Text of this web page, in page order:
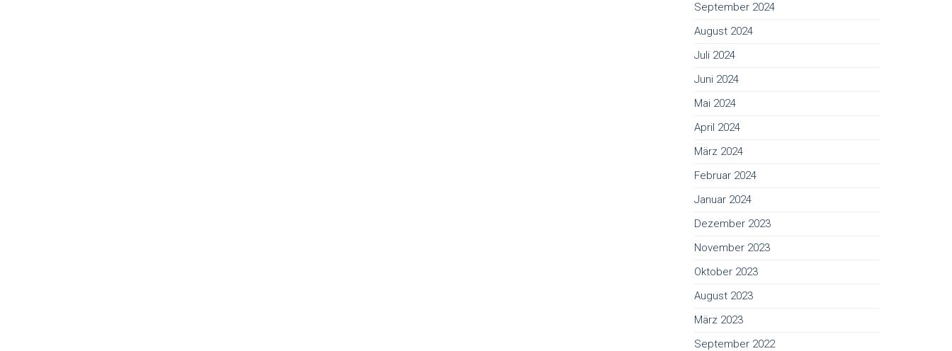
September 2024
August 2024
Juli 2024
Juni 2024
Mai 2024
April 2024
März 2024
Februar 2024
Januar 2024
Dezember 2023
November 2023
Oktober 2023
August 2023
März 2023
September 2022